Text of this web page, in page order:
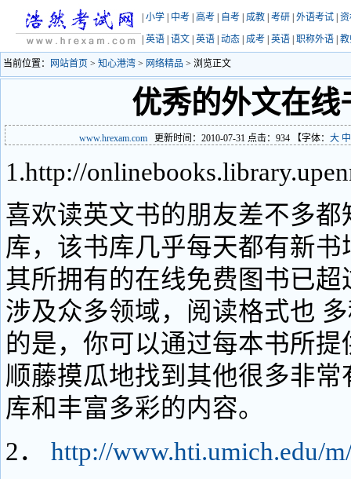
小学 中考 高考 自考 成教 考研 外语考试
英语 语文 英语 动态 成考 英语 职称外语
当前位置： 网站首页 > 知心港湾 > 网络精品 > 浏览正文
优秀的外文在线
www.hrexam.com 更新时间：2010-07-31 点击： 934 【字体： 大 中
1.http://
喜欢读英文书的朋友差不多
库，该书库几乎每天都有新
其所拥有的在线免费图书已超
涉及众多领域，阅读格式也
的是，你可以通过每本书所
顺藤摸瓜地找到其他很多非
库和丰富多彩的内容。
2． http://www.hti.umich.edu/